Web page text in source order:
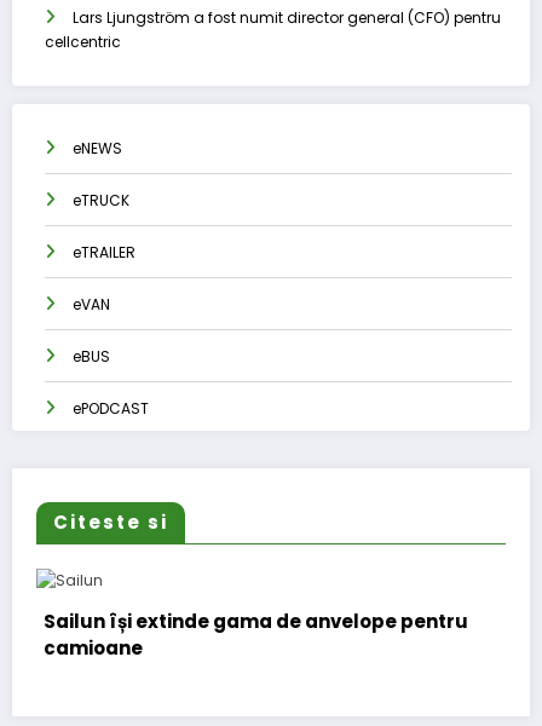
Lars Ljungström a fost numit director general (CFO) pentru
cellcentric
eNEWS
eTRUCK
eTRAILER
eVAN
eBUS
ePODCAST
Citeste si
de anvelope pentru
Lars Ljungström a fost